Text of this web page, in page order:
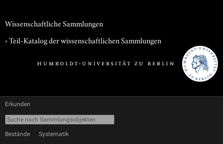
Wissenschaftliche Sammlungen
› Teil-Katalog der wissenschaftlichen Sammlungen
Erkunden
Bestände Systematik